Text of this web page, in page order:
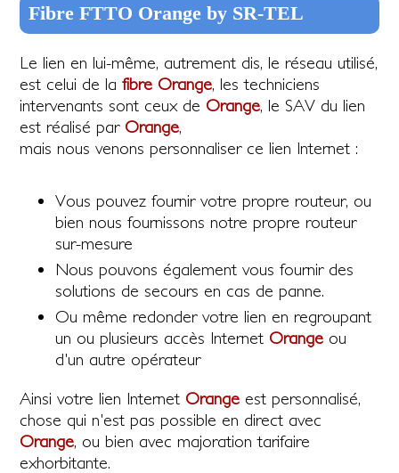
Fibre FTTO Orange by SR-TEL
Le lien en lui-même, autrement dis, le réseau utilisé,
est celui de lafibre Orange, les techniciens
intervenants sont ceux de Orange, le SAV du lien
est réalisé par Orange,
mais nous venons personnaliser ce lien Internet :
Vous pouvez fournir votre propre routeur, ou
bien nous fournissons notre propre routeur
sur-mesure
Nous pouvons également vous fournir des
solutions de secours en cas de panne.
Ou même redonder votre lien en regroupant
un ou plusieurs accès Internet Orange ou
d'un autre opérateur
Ainsi votre lien Internet Orange est personnalisé,
chose qui n'est pas possible en direct avec
Orange, ou bien avec majoration tarifaire
exhorbitante.